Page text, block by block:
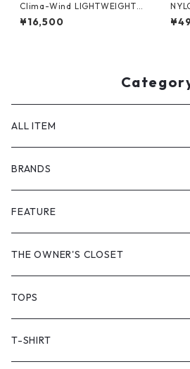
Clima-Wind LIGHTWEIGHT J
KT by SALOMON
¥16,500
y
ALL ITEM
BRANDS
GHOST ALMOSTBLACK
PRODUCT TWELVE
BAICYCLON
Little Yarmouth
FEATURE
NEW VINTAGE
Supreme
Stussy
VINTAGE OUTDOOR
ARC'TERYX
RTW VINTAGE
THE OWNER'S CLOSET
TOPS
JACKET
T-SHIRT